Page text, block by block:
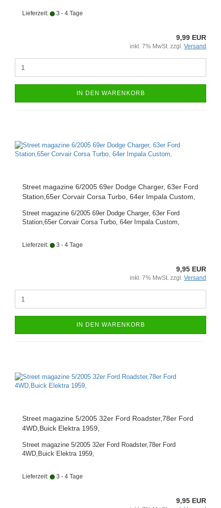
Lieferzeit: 3 - 4 Tage
9,99 EUR
inkl. 7% MwSt. zzgl. Versand
IN DEN WARENKORB
Street magazine 6/2005 69er Dodge Charger, 63er Ford
Station,65er Corvair Corsa Turbo, 64er Impala Custom,
Street magazine 6/2005 69er Dodge Charger, 63er Ford
Station,65er Corvair Corsa Turbo, 64er Impala Custom,
Lieferzeit: 3 - 4 Tage
9,95 EUR
inkl. 7% MwSt. zzgl. Versand
IN DEN WARENKORB
Street magazine 5/2005 32er Ford Roadster,78er Ford
4WD,Buick Elektra 1959,
Street magazine 5/2005 32er Ford Roadster,78er Ford
4WD,Buick Elektra 1959,
Lieferzeit: 3 - 4 Tage
9,95 EUR